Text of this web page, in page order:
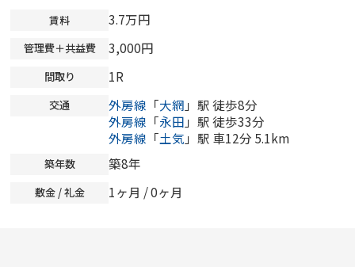
賃料 3.7万円
管理費＋共益費 3,000円
間取り 1R
交通 外房線 「大網 」駅 徒歩8分
外房線 「永田 」駅 徒歩33分
外房線 「土気 」駅 車12分 5.1km
築年数 築8年
敷金 / 礼金 1ヶ月 /0ヶ月